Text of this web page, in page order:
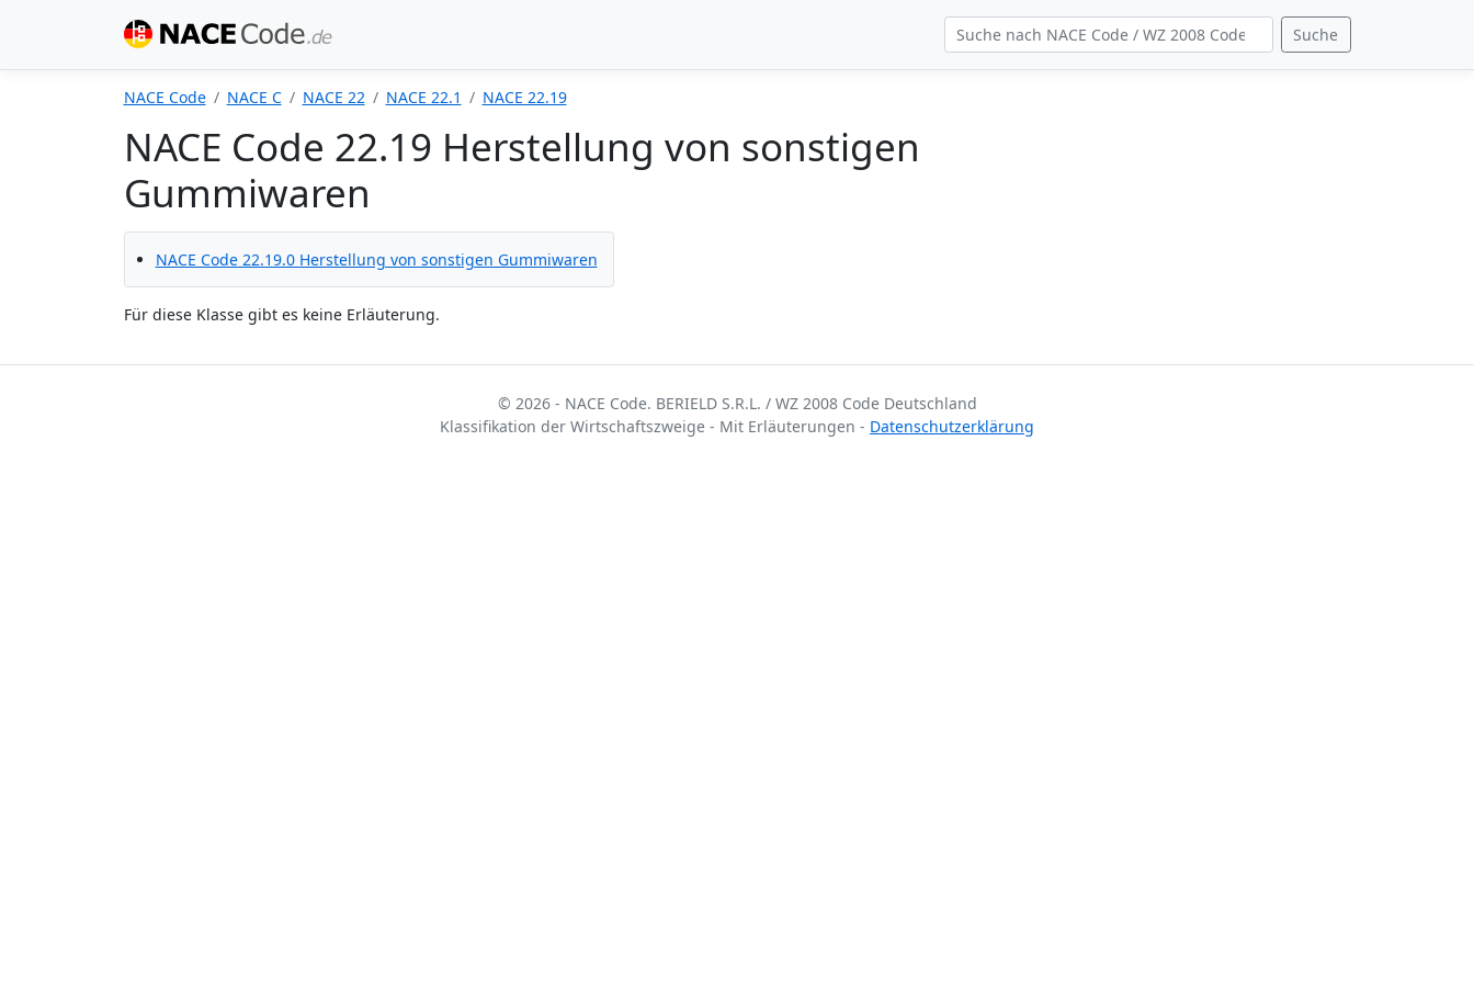
Suche
NACE Code NACE C NACE 22 NACE 22.1 NACE 22.19
NACE Code 22.19 Herstellung von sonstigen
Gummiwaren
NACE Code 22.19.0 Herstellung von sonstigen Gummiwaren
Für diese Klasse gibt es keine Erläuterung.
© 2026 - NACE Code. BERIELD S.R.L. / WZ 2008 Code Deutschland
Klassifikation der Wirtschaftszweige - Mit Erläuterungen - Datenschutzerklärung